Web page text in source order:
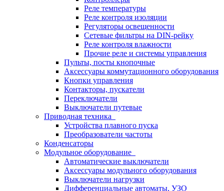
Реле температуры
Реле контроля изоляции
Регуляторы освещенности
Сетевые фильтры на DIN-рейку
Реле контроля влажности
Прочие реле и системы управления
Пульты, посты кнопочные
Аксессуары коммутационного оборудования
Кнопки управления
Контакторы, пускатели
Переключатели
Выключатели путевые
Приводная техника
Устройства плавного пуска
Преобразователи частоты
Конденсаторы
Модульное оборудование
Автоматические выключатели
Аксессуары модульного оборудования
Выключатели нагрузки
Дифференциальные автоматы, УЗО